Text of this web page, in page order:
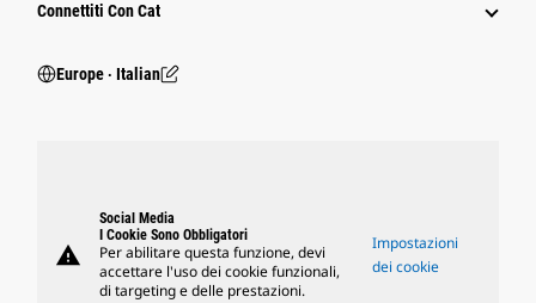
Connettiti Con Cat
Europe ‧ Italian
warning
Social Media
I Cookie Sono Obbligatori
Per abilitare questa funzione, devi
accettare l'uso dei cookie funzionali,
di targeting e delle prestazioni.
Impostazioni
dei cookie